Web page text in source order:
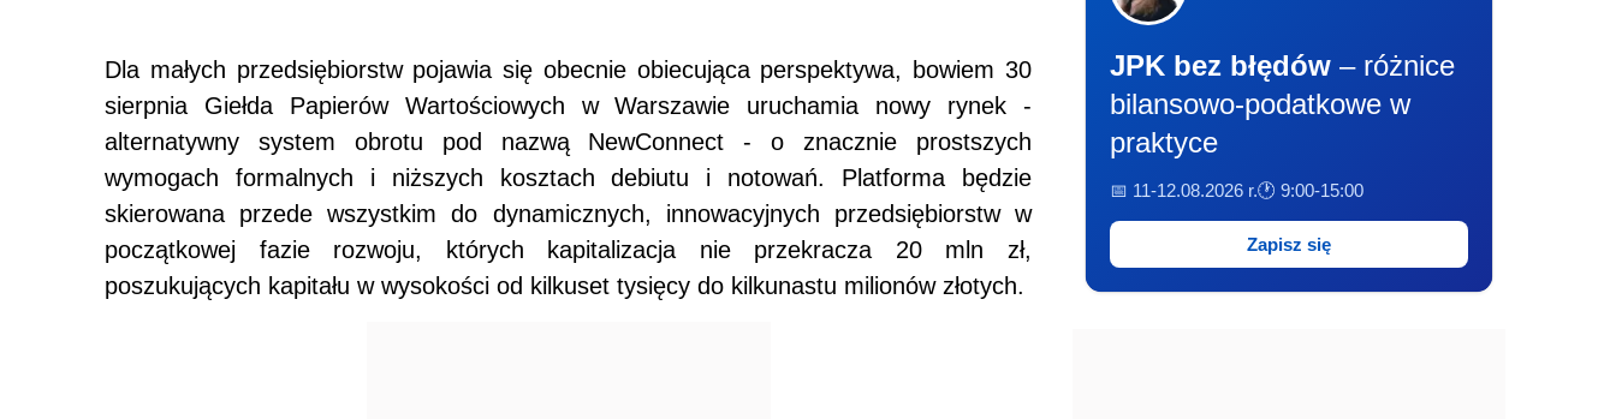
Dla małych przedsiębiorstw pojawia się obecnie obiecująca perspektywa, bowiem 30
sierpnia Giełda Papierów Wartościowych w Warszawie uruchamia nowy rynek -
alternatywny system obrotu pod nazwą NewConnect - o znacznie prostszych
wymogach formalnych i niższych kosztach debiutu i notowań.
Platforma będzie
skierowana przede wszystkim do dynamicznych, innowacyjnych przedsiębiorstw w
początkowej fazie rozwoju, których kapitalizacja nie przekracza 20 mln zł,
poszukujących kapitału w wysokości od kilkuset tysięcy do kilkunastu milionów złotych.
JPK bez błędów – różnice
bilansowo-podatkowe w
praktyce
📅 11-12.08.2026 r.🕐 9:00-15:00
Zapisz się